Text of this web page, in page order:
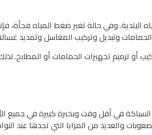
وفي حالة تغير ضغط المياه
وتبديل وتركيب المغاسل وتمديد
أو ترميم تجهيزات الحمامات أو المطابخ.
في أقل وقت وبخبرة كبيرة في جميع
والعديد من المزايا التي تجدها عند